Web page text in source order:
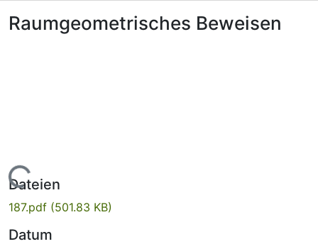
FAQ
Raumgeometrisches Beweisen
Lade...
Dateien
187.pdf (501.83 KB)
Datum